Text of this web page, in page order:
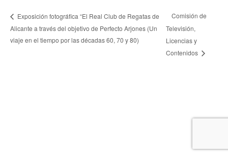
Exposición fotográfica “El Real Club de Regatas de
Alicante a través del objetivo de Perfecto Arjones (Un
viaje en el tiempo por las décadas 60, 70 y 80)
Comisión de
Televisión,
Licencias y
Contenidos